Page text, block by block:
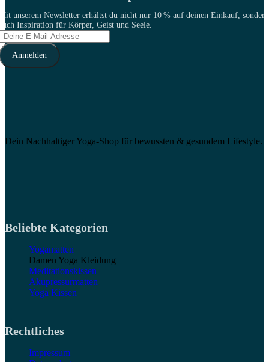
unserem Newsletter erhältst du nicht nur 10 % auf deinen Einkauf, sondern
Inspiration für Körper, Geist und Seele.
Dein Nachhaltiger Yoga-Shop für bewussten & gesundem Lifestyle.
Beliebte Kategorien
Yogamatten
Damen Yoga Kleidung
Meditationskissen
Akupressurmatten
Yoga Kissen
Rechtliches
Impressum